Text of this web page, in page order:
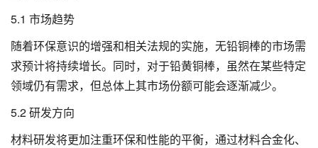
5.1 市场趋势
随着环保意识的增强和相关法规的实施，无铅铜棒的市场需
求预计将持续增长。同时，对于铅黄铜棒，虽然在某些特定
领域仍有需求，但总体上其市场份额可能会逐渐减少。
5.2 研发方向
材料研发将更加注重环保和性能的平衡，通过材料合金化、